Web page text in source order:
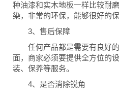
种油漆和实木地板一样比较耐
染，非常的环保，能够很好的
3、售后保障
任何产品都是需要有良好的
面，商家必须要提供全方位的
装、保养等服务。
4、是否消除锐角